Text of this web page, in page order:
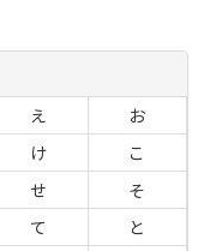
え
お
け
こ
せ
そ
て
と